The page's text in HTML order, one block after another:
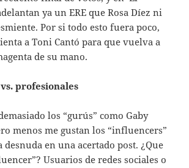
ya un ERE que Rosa Díez ni
Por si todo esto fuera poco,
a Toni Cantó para que vuelva a
de su mano.
profesionales
los “gurús” como Gaby
menos me gustan los “influencers”
desnuda en una acertado post. ¿Que
Usuarios de redes sociales o